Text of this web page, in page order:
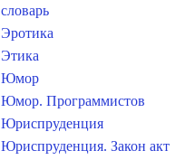
словарь
Эротика
Этика
Юмор
Юмор. Программистов
Юриспруденция
Юриспруденция. Закон акт